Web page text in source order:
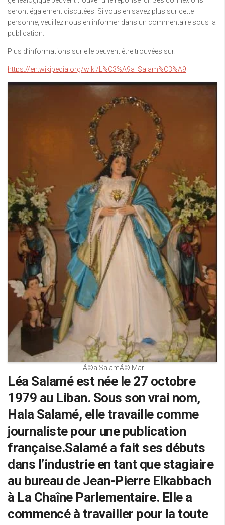
seront également discutées. Si vous en savez plus sur cette
personne, veuillez nous en informer dans un commentaire sous la
publication.
Plus d’informations sur elle peuvent être trouvées sur:
https://en.wikipedia.org/wiki/L%C3%A9a_Salam%C3%A9
LÃ©a SalamÃ© Mari
Léa Salamé est née le 27 octobre
1979 au Liban. Sous son vrai nom,
Hala Salamé, elle travaille comme
journaliste pour une publication
française.Salamé a fait ses débuts
dans l’industrie en tant que stagiaire
au bureau de Jean-Pierre Elkabbach
à La Chaîne Parlementaire. Elle a
commencé à travailler pour la toute